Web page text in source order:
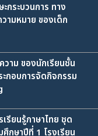
กระบวนการ ทาง
ามหมาย ของเด็ก
าม ของนักเรียนชั้น
กอบการจัดกิจกรรม
รียนรู้ภาษาไทย ชุด
กษาปีที่ 1 โรงเรียน